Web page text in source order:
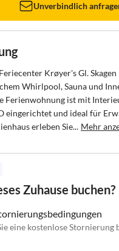
Unverbindlich
Krøyer's Gl. Skagen
Whirlpool, Sauna und
Ferienwohnung ist mit
eingerichtet und ideal für
erleben Sie... Mehr
Zuhause buchen?
eine kostenlose Stornierung